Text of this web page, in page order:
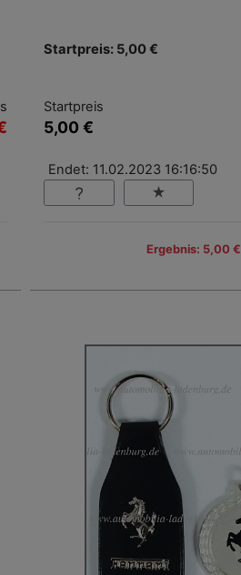
Startpreis: 5,00 €
Startpreis
5,00 €
Endet: 11.02.2023 16:16:50
Ergebnis: 5,00 €